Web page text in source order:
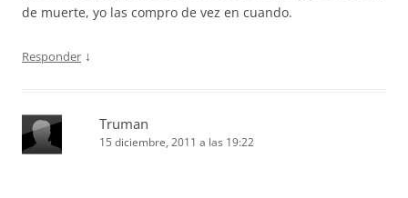
de muerte, yo las compro de vez en cuando.
Responder ↓
Truman
15 diciembre, 2011 a las 19:22